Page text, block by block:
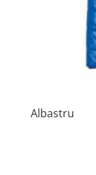
Albastru